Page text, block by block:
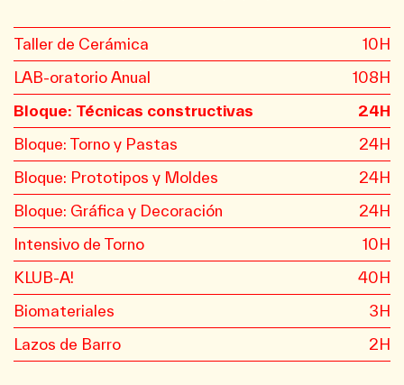
Taller de Cerámica
10H
LAB-oratorio Anual
108H
Bloque: Técnicas constructivas
24H
Bloque: Torno y Pastas
24H
Bloque: Prototipos y Moldes
24H
Bloque: Gráfica y Decoración
24H
Intensivo de Torno
10H
KLUB-A!
40H
Biomateriales
3H
Lazos de Barro
2H